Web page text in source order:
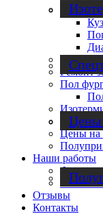
Цены
Газ,
Автобусы
Ремонт
Пол
Цены на
Наши работы
Фото
Фото
Отзывы
Контакты